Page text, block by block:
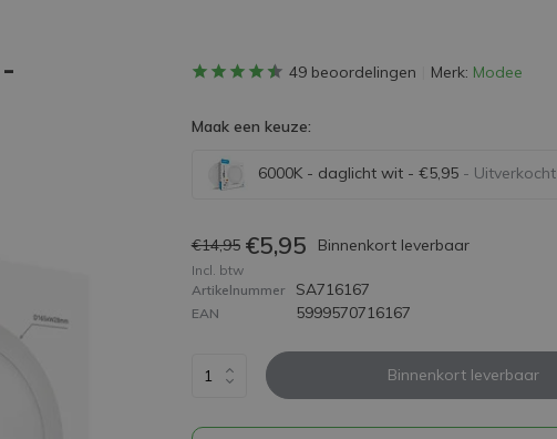
49 beoordelingen Merk: Modee
Maak een keuze:
6000K - daglicht wit - €5,95- Uitverkocht
€14,95 €5,95 Binnenkort leverbaar
Incl. btw
Artikelnummer
SA716167
EAN 5999570716167
Binnenkort leverbaar